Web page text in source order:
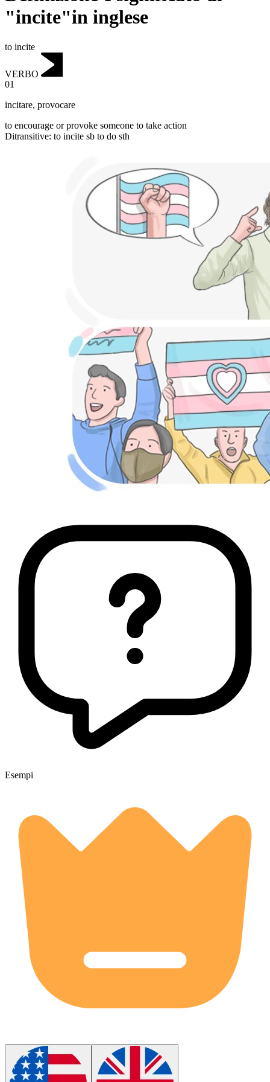
"incite"in inglese
to incite
VERBO
01
incitare, provocare
to encourage or provoke someone to take action
Ditransitive: to incite sb to do sth
Esempi